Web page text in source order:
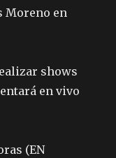
Moreno en
shows
en vivo
(EN